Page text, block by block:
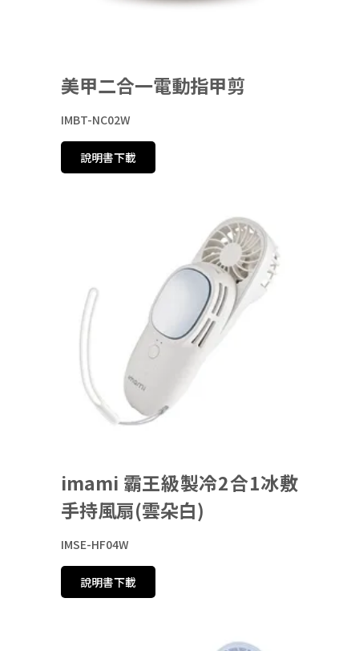
美甲二合一電動指甲剪
IMBT-NC02W
說明書下載
imami 霸王級製冷2合1冰敷
手持風扇(雲朵白)
IMSE-HF04W
說明書下載